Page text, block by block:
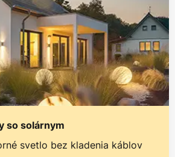
so solárnym
svetlo bez kladenia káblov